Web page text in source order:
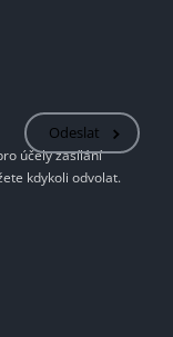
Odeslat
účely zasílání
kdykoli odvolat.